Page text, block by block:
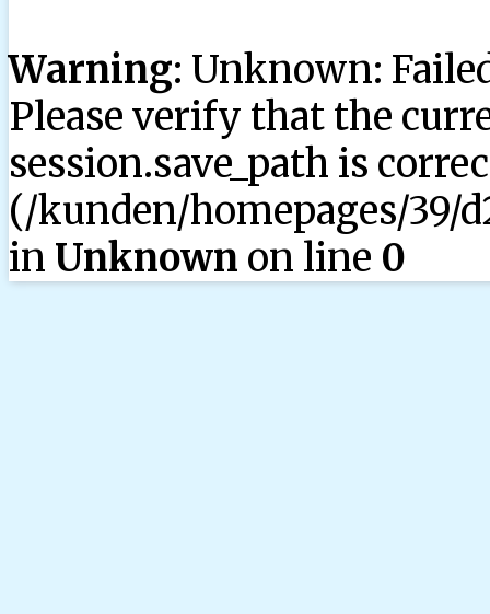
Warning: Unknown:
Please verify that the
session.save_path is
(/kunden/homepages/39/
in Unknown on line 0